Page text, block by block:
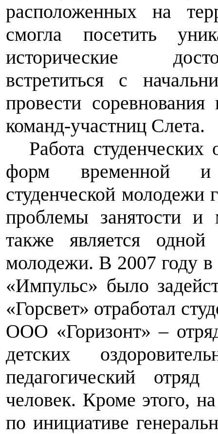
расположенных на
смогла посетить
исторические
встретиться с
провести
команд-участниц Слета.
Работа студенческих
форм временной и
студенческой молодежи
проблемы занятости и
также является
молодежи. В 2007 году в
«Импульс» было
«Горсвет» отработал
ООО «Горизонт»–
детских
педагогический
человек. Кроме этого,
по инициативе